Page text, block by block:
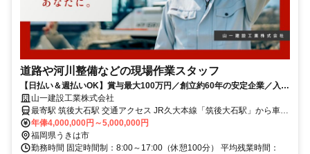
道路や河川整備などの現場作業スタッフ
【日払い＆週払いOK】賞与最大100万円／創立約60年の安定企業／入社
祝い金あり／休憩時間100分
山一建設工業株式会社
最寄駅 筑後大石駅 交通アクセス JR久大本線「筑後大石駅」から車で
8分 ✓転勤なし
年俸4,000,000円～5,000,000円
福岡県うきは市
勤務時間 固定時間制：8:00～17:00（休憩100分） 平均残業時間：